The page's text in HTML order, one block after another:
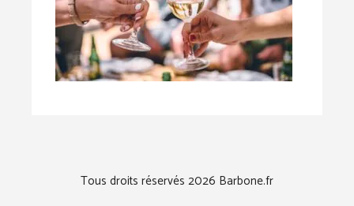
Tous droits réservés 2026 Barbone.fr